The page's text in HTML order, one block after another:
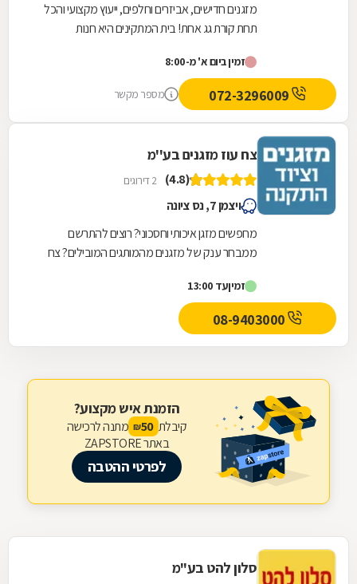
מזגנים חדישים, אביזרים וחלפים, ייעוץ מקצועי והכל
תחת קורת גג אחת! בית המתקינים היא חנות
עצום של...
זמין ביום א' מ-8:00
מספר מקשר
צח עוז מזגנים בע''מ
(4.8) 2 דירוגים
ויצמן 7, נס ציונה
מחפשים מזגן איכותי וחסכוני? רוצים להתרשם
ממבחר ענק של מזגנים מהמותגים המובילים? צח
מזגנים למעלה...
זמיןעד 13:00
08-9403000
הזמנת איש מקצוע?
קיבלת 50
₪ מתנה לרכישה
באתר ZAPSTORE
לפרטי ההטבה
סלון להט בע"מ